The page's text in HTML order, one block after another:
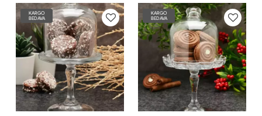
KARGO
BEDAVA
KARGO
BEDAVA